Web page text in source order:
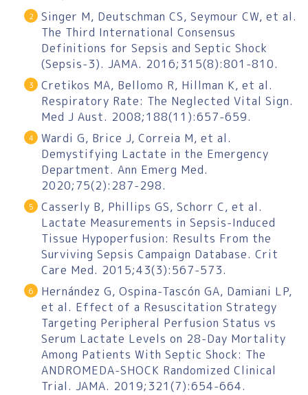
Singer M, Deutschman CS, Seymour CW, et al.
The Third International Consensus
Definitions for Sepsis and Septic Shock
(Sepsis-3). JAMA. 2016;315(8):801-810.
Cretikos MA, Bellomo R, Hillman K, et al.
Respiratory Rate: The Neglected Vital Sign.
Med J Aust. 2008;188(11):657-659.
Wardi G, Brice J, Correia M, et al.
Demystifying Lactate in the Emergency
Department. Ann Emerg Med.
2020;75(2):287-298.
Casserly B, Phillips GS, Schorr C, et al.
Lactate Measurements in Sepsis-Induced
Tissue Hypoperfusion: Results From the
Surviving Sepsis Campaign Database. Crit
Care Med. 2015;43(3):567-573.
Hernández G, Ospina-Tascón GA, Damiani LP,
et al. Effect of a Resuscitation Strategy
Targeting Peripheral Perfusion Status vs
Serum Lactate Levels on 28-Day Mortality
Among Patients With Septic Shock: The
ANDROMEDA-SHOCK Randomized Clinical
Trial. JAMA. 2019;321(7):654-664.